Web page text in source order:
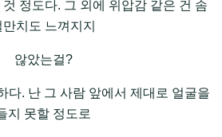
정도다. 그 외에 위압감 같은 건 솜
만치도 느껴지지
않았는걸?
다. 난 그 사람 앞에서 제대로 얼굴을
지 못할 정도로